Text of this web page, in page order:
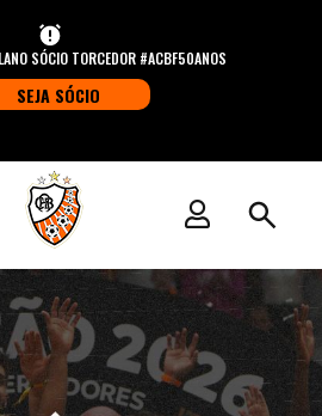
SÓCIO TORCEDOR #ACBF50ANOS
SEJA SÓCIO